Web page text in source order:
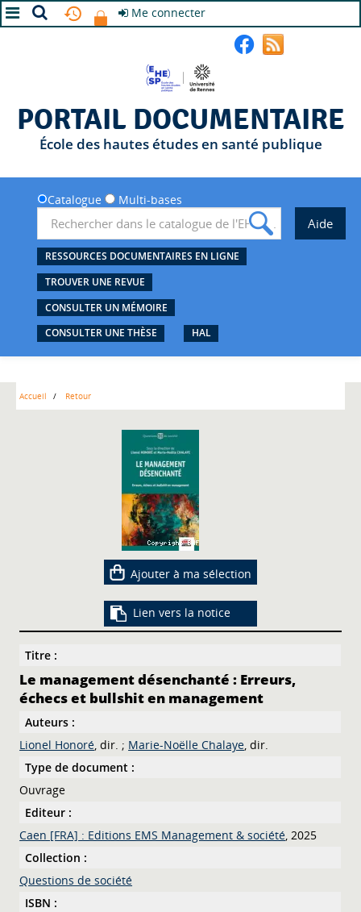
Me connecter
PORTAIL DOCUMENTAIRE
École des hautes études en santé publique
Catalogue Multi-bases
RESSOURCES DOCUMENTAIRES EN LIGNE
TROUVER UNE REVUE
CONSULTER UN MÉMOIRE
CONSULTER UNE THÈSE
HAL
Accueil Retour
Ajouter à ma sélection
Lien vers la notice
Titre :
Le management désenchanté : Erreurs,
échecs et bullshit en management
Auteurs :
Lionel Honoré
, dir. ; Marie-Noëlle Chalaye, dir.
Type de document :
Ouvrage
Editeur :
Caen [FRA] : Editions EMS Management & société, 2025
Collection :
Questions de société
ISBN :